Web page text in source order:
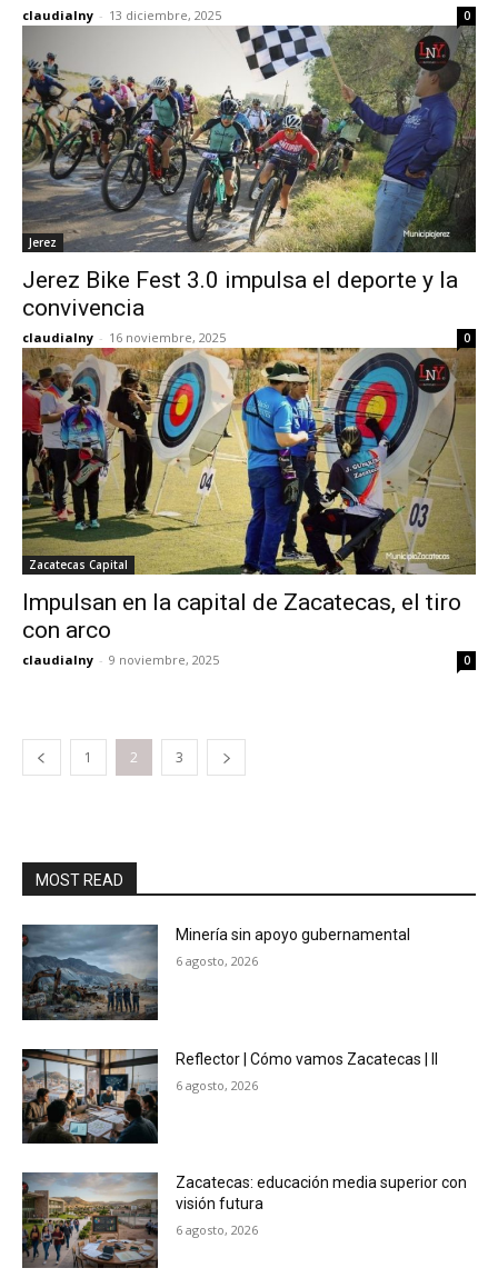
claudialny - 13 diciembre, 2025 0
Jerez
Jerez Bike Fest 3.0 impulsa el deporte y la
convivencia
claudialny - 16 noviembre, 2025 0
Zacatecas Capital
Impulsan en la capital de Zacatecas, el tiro
con arco
claudialny - 9 noviembre, 2025 0
1 2 3
MOST READ
Minería sin apoyo gubernamental
6 agosto, 2026
Reflector | Cómo vamos Zacatecas | II
6 agosto, 2026
Zacatecas: educación media superior con
visión futura
6 agosto, 2026